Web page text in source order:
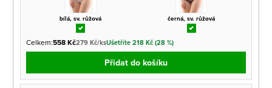
bílá, sv. růžová černá, sv. růžová
Celkem:558 Kč279 Kč/ksUšetříte 218 Kč (28 %)
Přidat do košíku